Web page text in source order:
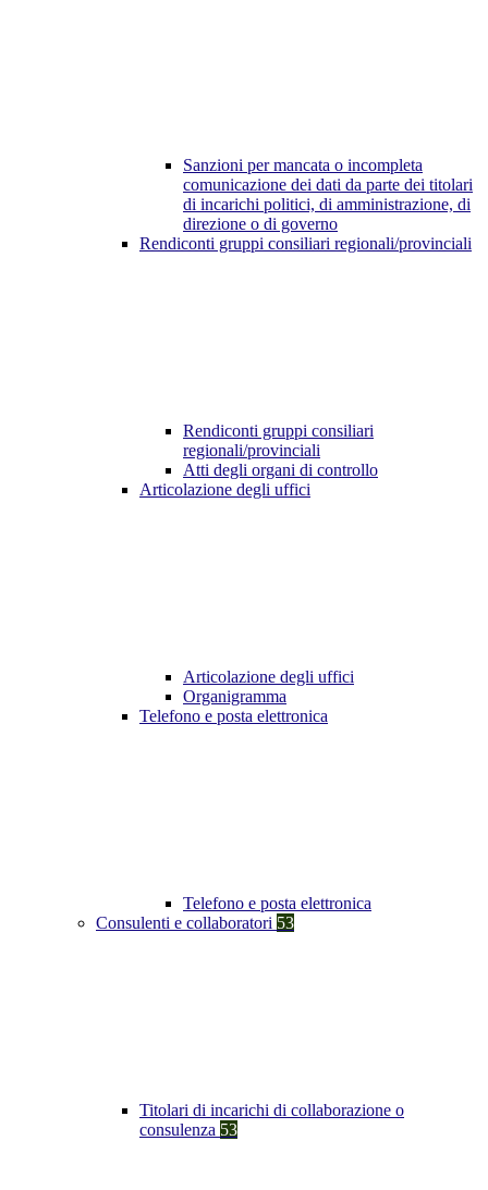
Sanzioni per mancata o incompleta
comunicazione dei dati da parte dei titolari
di incarichi politici, di amministrazione, di
direzione o di governo
Rendiconti gruppi consiliari regionali/provinciali
Rendiconti gruppi consiliari
regionali/provinciali
Atti degli organi di controllo
Articolazione degli uffici
Articolazione degli uffici
Organigramma
Telefono e posta elettronica
Telefono e posta elettronica
Consulenti e collaboratori 53
Titolari di incarichi di collaborazione o
consulenza 53